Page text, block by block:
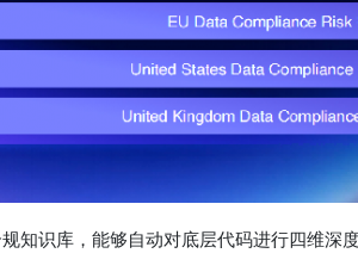
识库，能够自动对底层代码进行四维深